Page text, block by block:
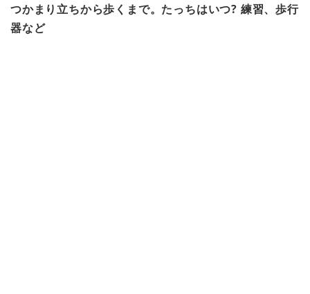
つかまり立ちから歩くまで。たっちはいつ? 練習、歩行
器など